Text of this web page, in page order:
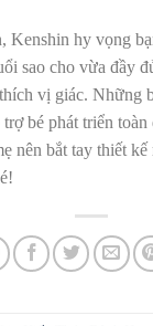
Kenshin hy vọng
sao cho vừa đầy
vị giác. Những
bé phát triển
nên bắt tay thiết